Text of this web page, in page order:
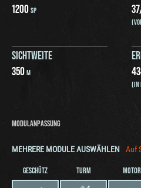
1200SP
37
SICHTWEITE
350M
(IN
MODULANPASSUNG
MEHRERE MODULE AUSWÄHLEN Auf
GESCHÜTZ TURM MOTOR